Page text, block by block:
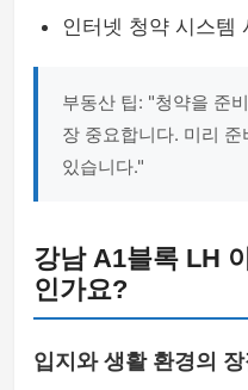
인터넷 청약 시스템
부동산 팁: "청약을 준
장 중요합니다. 미리
있습니다."
강남 A1블록 LH
인가요?
입지와 생활 환경의 장